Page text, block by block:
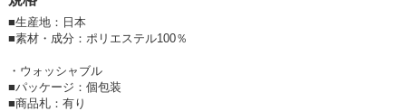
■生産地：日本
■素材・成分：ポリエステル100％
・ウォッシャブル
■パッケージ：個包装
■商品札：有り